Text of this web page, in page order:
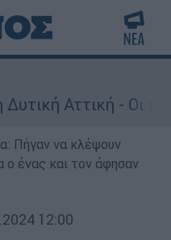
Αττική - Οι
Πήγαν να κλέψουν
ο ένας και τον άφησαν
12:00